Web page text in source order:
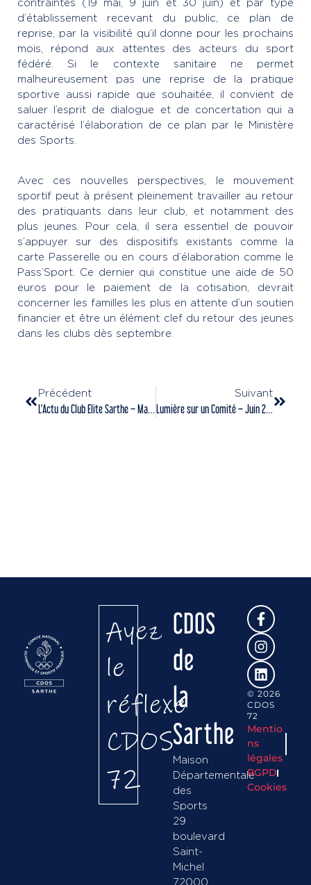
contraintes (19 mai, 9 juin et 30 juin) et par type
d’établissement recevant du public, ce plan de
reprise, par la visibilité qu’il donne pour les prochains
mois, répond aux attentes des acteurs du sport
fédéré. Si le contexte sanitaire ne permet
malheureusement pas une reprise de la pratique
sportive aussi rapide que souhaitée, il convient de
saluer l’esprit de dialogue et de concertation qui a
caractérisé l’élaboration de ce plan par le Ministère
des Sports.
Avec ces nouvelles perspectives, le mouvement
sportif peut à présent pleinement travailler au retour
des pratiquants dans leur club, et notamment des
plus jeunes. Pour cela, il sera essentiel de pouvoir
s’appuyer sur des dispositifs existants comme la
carte Passerelle ou en cours d’élaboration comme le
Pass’Sport. Ce dernier qui constitue une aide de 50
euros pour le paiement de la cotisation, devrait
concerner les familles les plus en attente d’un soutien
financier et être un élément clef du retour des jeunes
dans les clubs dès septembre.
Précédent
L’Actu du Club Elite Sarthe – Mai 2021
Suivant
Lumière sur un Comité – Juin 2021
Ayez
le
réflexe
CDOS
72
CDOS
de
la
Sarthe
Maison
Départementale
des
Sports
29
boulevard
Saint-
Michel
72000
© 2026
CDOS
72
Mentio
ns
légales
RGPD
Cookies